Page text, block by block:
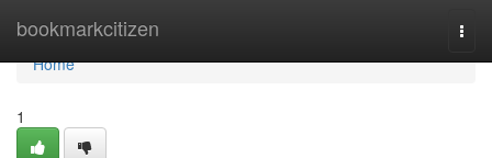
bookmarkcitizen
Home
Home
1